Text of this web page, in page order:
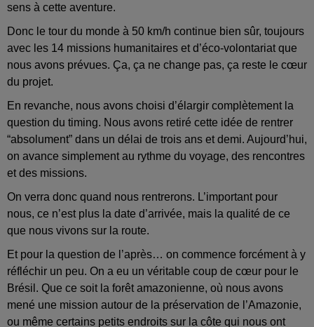
sens à cette aventure.
Donc le tour du monde à 50 km/h continue bien sûr, toujours
avec les 14 missions humanitaires et d’éco-volontariat que
nous avons prévues. Ça, ça ne change pas, ça reste le cœur
du projet.
En revanche, nous avons choisi d’élargir complètement la
question du timing. Nous avons retiré cette idée de rentrer
“absolument” dans un délai de trois ans et demi. Aujourd’hui,
on avance simplement au rythme du voyage, des rencontres
et des missions.
On verra donc quand nous rentrerons. L’important pour
nous, ce n’est plus la date d’arrivée, mais la qualité de ce
que nous vivons sur la route.
Et pour la question de l’après… on commence forcément à y
réfléchir un peu. On a eu un véritable coup de cœur pour le
Brésil. Que ce soit la forêt amazonienne, où nous avons
mené une mission autour de la préservation de l’Amazonie,
ou même certains petits endroits sur la côte qui nous ont